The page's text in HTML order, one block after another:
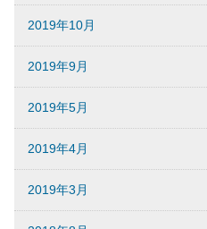
2019年10月
2019年9月
2019年5月
2019年4月
2019年3月